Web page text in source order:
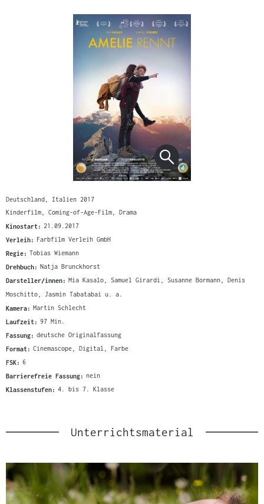
Deutschland, Italien 2017
Kinderfilm, Coming-of-Age-Film, Drama
Kinostart: 21.09.2017
Verleih: Farbfilm Verleih GmbH
Regie: Tobias Wiemann
Drehbuch: Natja Brunckhorst
Darsteller/innen: Mia Kasalo, Samuel Girardi, Susanne Bormann, Denis
Moschitto, Jasmin Tabatabai u. a.
Kamera: Martin Schlecht
Laufzeit: 97 Min.
Fassung: deutsche Originalfassung
Format: Cinemascope, Digital, Farbe
FSK: 6
Barrierefreie Fassung: nein
Klassenstufen: 4. bis 7. Klasse
Unterrichtsmaterial